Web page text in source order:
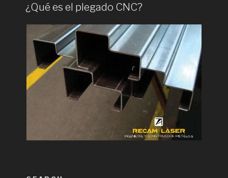
¿Qué es el plegado CNC?